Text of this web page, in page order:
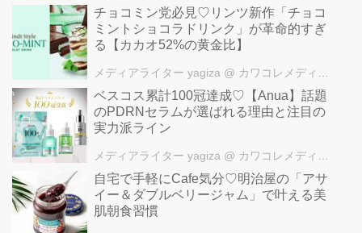
チョコミン党必見♡リンツ新作「チョコ
ミントショコラドリンク」が革命的すぎ
る【カカオ52%の黄金比】
メディアライター yagiza @ カワコレメディア編集部
ベスコス累計100冠達成♡【Anua】話題
のPDRNセラムが選ばれる理由と注目の
実力派ライン
メディアライター yagiza @ カワコレメディア編集部
自宅で手軽にCafe気分♡明治屋の「アサ
イー＆ダブルベリージャム」で叶える美
肌朝食習慣